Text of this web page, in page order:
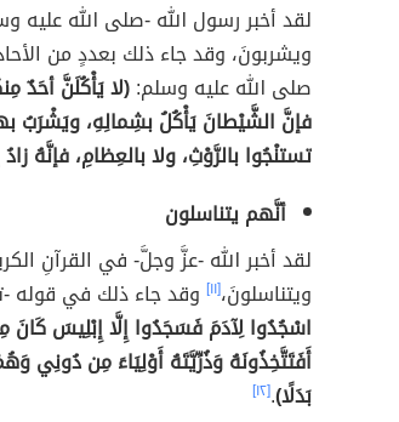
لقد أخبر رسول الله -صلى الله عليه
ويشربونَ، وقد جاء ذلك بعددٍ من
صلى الله عليه وسلم:(لا يَأْكُلَنَّ أحَدٌ
فإنَّ الشَّيْطانَ يَأْكُلُ بشِمالِهِ، ويَشْرَبُ
تستنْجُوا بالرَّوْثِ، ولا بالعِظامِ، فإنَّهُ
أنَّهم يتناسلون
لقد أخبر الله -عزَّ وجلَّ- في القرآنِ
ويتناسلونَ،[١١] وقد جاء ذلك في قوله
اسْجُدُوا لِآدَمَ فَسَجَدُوا إِلَّا إِبْلِيسَ
أَفَتَتَّخِذُونَهُ وَذُرِّيَّتَهُ أَوْلِيَاءَ مِن دُونِي
بَدَلًا).[١٢]